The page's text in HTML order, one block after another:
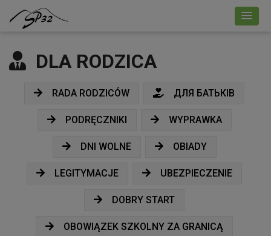
DLA RODZICA
RADA RODZICÓW ДЛЯ БАТЬКІВ
PODRĘCZNIKI WYPRAWKA
DNI WOLNE OBIADY
LEGITYMACJE UBEZPIECZENIE
DOBRY START
OBOWIĄZEK SZKOLNY ZA GRANICĄ